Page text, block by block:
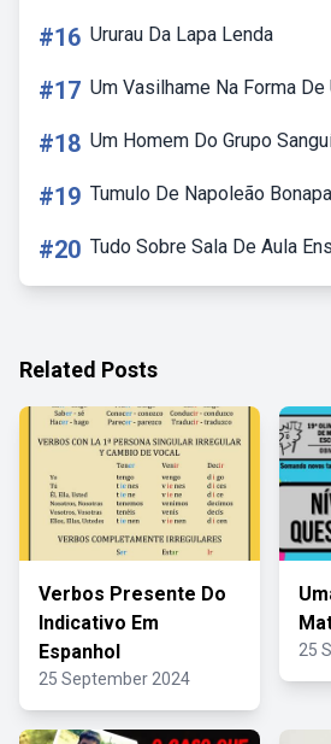
#16 Ururau Da Lapa Lenda
#17 Um Vasilhame Na Forma De
#18 Um Homem Do Grupo
#19 Tumulo De Napoleão
#20 Tudo Sobre Sala De Aula
Related Posts
Verbos Presente Do
Indicativo Em
Espanhol
25 September 2024
25